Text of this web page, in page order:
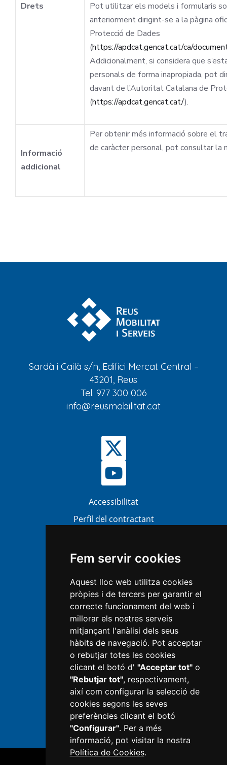
Fem servir cookies
Aquest lloc web utilitza cookies
pròpies i de tercers per garantir el
correcte funcionament del web i
millorar els nostres serveis
mitjançant l'anàlisi dels seus
hàbits de navegació. Pot acceptar
o rebutjar totes les cookies
clicant el botó d' "Acceptar tot"o
"Rebutjar tot", respectivament,
així com configurar la selecció de
cookies segons les seves
preferències clicant el botó
"Configurar". Per a més
informació, pot visitar la nostra
Política de Cookies.
Drets
Pot utilitzar els models i formularis
anteriorment dirigint-se a la pàgina
Protecció de Dades
(https://apdcat.gencat.cat/ca/
Addicionalment, si considera que
personals de forma inapropiada, pot
davant de l’Autoritat Catalana de
(https://apdcat.gencat.cat/).
Informació
addicional
Per obtenir més informació sobre el
de caràcter personal, pot consultar la
Sardà i Cailà s/n, Edifici Mercat Central –
43201, Reus
Tel. 977 300 006
info@reusmobilitat.cat
Accessibilitat
Perfil del contractant
Atenció al ciutadà
Mapa Web
Política de privacitat
Avís legal
Política de Cookies
Informació RGPD
Next Generation
Configurar cookies